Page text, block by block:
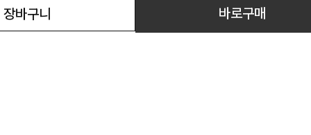
장바구니 바로구매